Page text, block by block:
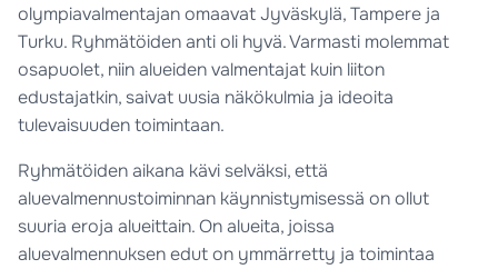
olympiavalmentajan omaavat Jyväskylä, Tampere ja
Turku. Ryhmätöiden anti oli hyvä. Varmasti molemmat
osapuolet, niin alueiden valmentajat kuin liiton
edustajatkin, saivat uusia näkökulmia ja ideoita
tulevaisuuden toimintaan.
Ryhmätöiden aikana kävi selväksi, että
aluevalmennustoiminnan käynnistymisessä on ollut
suuria eroja alueittain. On alueita, joissa
aluevalmennuksen edut on ymmärretty ja toimintaa